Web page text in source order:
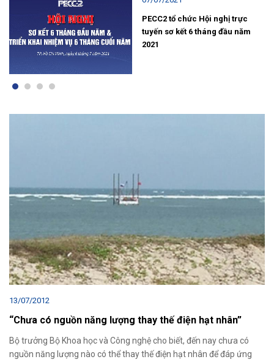
PECC2 tổ chức Hội nghị trực
tuyến sơ kết 6 tháng đầu năm
2021
13/07/2012
“Chưa có nguồn năng lượng thay thế điện hạt nhân”
Bộ trưởng Bộ Khoa học và Công nghệ cho biết, đến nay chưa có
nguồn năng lượng nào có thể thay thế điện hạt nhân để đáp ứng